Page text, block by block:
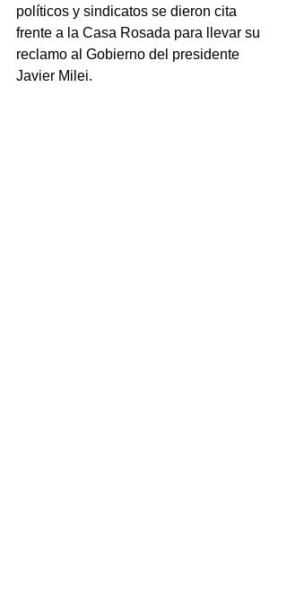
políticos y sindicatos se dieron cita
frente a la Casa Rosada para llevar su
reclamo al Gobierno del presidente
Javier Milei.